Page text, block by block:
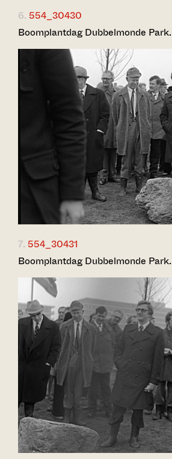
6. 554_30430
Boomplantdag Dubbelmonde Park.
7. 554_30431
Boomplantdag Dubbelmonde Park.